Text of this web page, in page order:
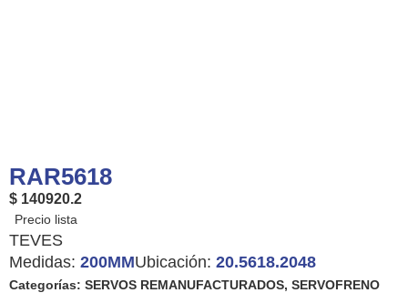
RAR5618
$ 140920.2
TEVES
Medidas: 200MMUbicación: 20.5618.2048
Categorías: SERVOS REMANUFACTURADOS, SERVOFRENO